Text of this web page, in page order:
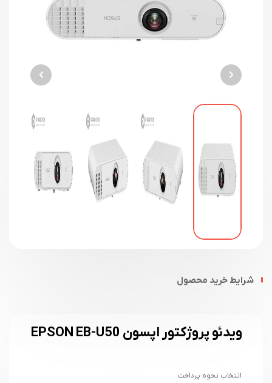
شرایط خرید محصول
ویدئو پروژکتور اپسون EPSON EB-U50
انتخاب نحوه پرداخت: